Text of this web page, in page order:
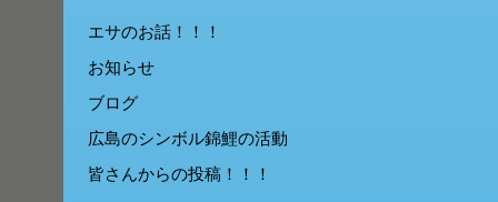
エサのお話！！！
お知らせ
ブログ
広島のシンボル錦鯉の活動
皆さんからの投稿！！！